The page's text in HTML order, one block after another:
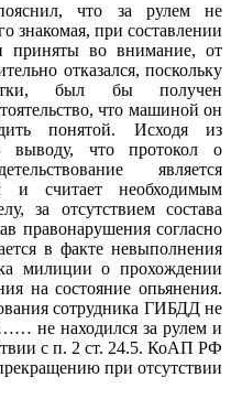
что за рулем не
знакомая, при составлении
приняты во внимание, от
отказался, поскольку
был бы получен
что машиной он
понятой. Исходя из
выводу, что протокол о
является
и считает необходимым
за отсутствием состава
правонарушения согласно
в факте невыполнения
милиции о прохождении
на состояние опьянения.
сотрудника ГИБДД не
не находился за рулем и
с п. 2 ст. 24.5. КоАП РФ
при отсутствии